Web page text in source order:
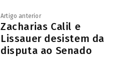
Artigo anterior
Zacharias Calil e
Lissauer desistem da
disputa ao Senado